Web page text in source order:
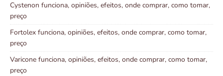
Cystenon funciona, opiniões, efeitos, onde comprar, como tomar,
preço
Fortolex funciona, opiniões, efeitos, onde comprar, como tomar,
preço
Varicone funciona, opiniões, efeitos, onde comprar, como tomar,
preço